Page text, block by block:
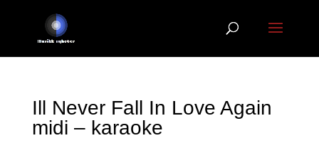
Ill Never Fall In Love Again
midi – karaoke